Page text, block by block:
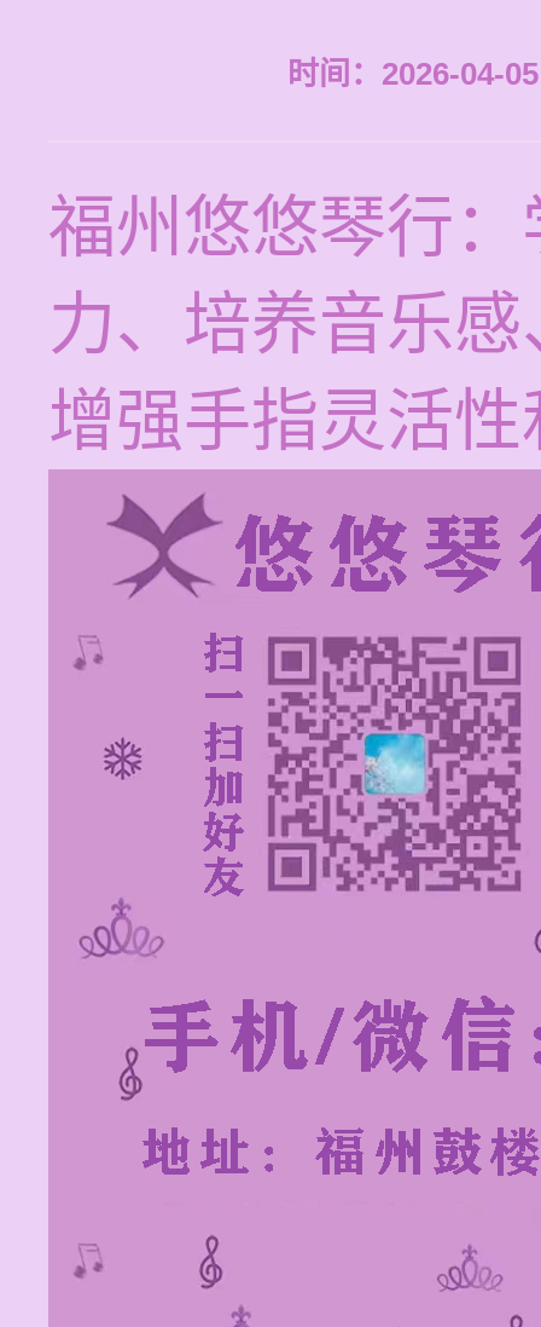
时间：2026-04-
福州悠悠琴行
力、培养音乐
增强手指灵活